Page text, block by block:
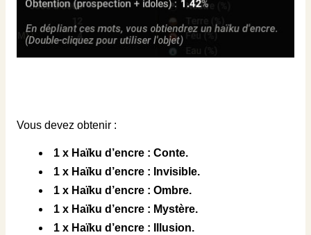
Vous devez obtenir :
1 x Haïku d’encre : Conte.
1 x Haïku d’encre : Invisible.
1 x Haïku d’encre : Ombre.
1 x Haïku d’encre : Mystère.
1 x Haïku d’encre : Illusion.